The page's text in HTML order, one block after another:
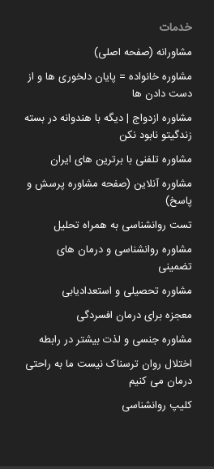
خدمات
مشاورانه (صفحه اصلی)
مشاوره خانواده = پایان دلخوری ها و از
دست دادن ها
مشاوره ازدواج | دیگه با هندوانه در بسته
زندگیتو نابود نکن
مشاوره تلفنی با برترین های ایران
مشاوره آنلاین (صفحه مشاوره پرسش و
پاسخ)
تست روانشناسی به همراه تحلیل
مشاوره روانشناسی و درمان های
تضمینی
مشاوره تحصیلی و استعدادیابی
معجزه برای درمان افسردگی
مشاوره جنسی و لذت بیشتر در رابطه
اختلال روان ترسناک نیست ما به راحتی
درمان می کنیم
کلیپ روانشناسی